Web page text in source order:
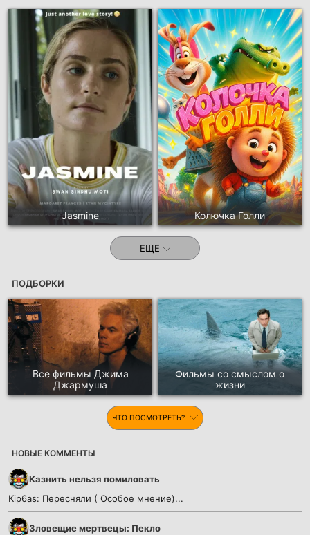
Jasmine Колючка Голли
ЕЩЕ
ПОДБОРКИ
Все фильмы Джима
Джармуша
Фильмы со смыслом о
жизни
ЧТО ПОСМОТРЕТЬ?
НОВЫЕ КОММЕНТЫ
Казнить нельзя помиловать
Kip6as: Пересняли ( Особое мнение)...
Зловещие мертвецы: Пекло